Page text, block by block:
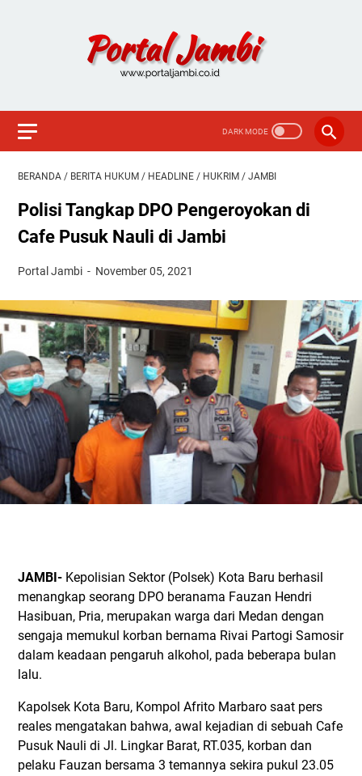
BERANDA / BERITA HUKUM / HEADLINE / HUKRIM / JAMBI
Polisi Tangkap DPO Pengeroyokan di
Cafe Pusuk Nauli di Jambi
Portal Jambi November 05, 2021
JAMBI- Kepolisian Sektor (Polsek) Kota Baru berhasil
menangkap seorang DPO beranama Fauzan Hendri
Hasibuan, Pria, merupakan warga dari Medan dengan
sengaja memukul korban bernama Rivai Partogi Samosir
dalam keadaan pengaruh alkohol, pada beberapa bulan
lalu.
Kapolsek Kota Baru, Kompol Afrito Marbaro saat pers
reales mengatakan bahwa, awal kejadian di sebuah Cafe
Pusuk Nauli di Jl. Lingkar Barat, RT.035, korban dan
pelaku Fauzan bersama 3 temannya sekira pukul 23.05